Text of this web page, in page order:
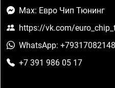
Max: Евро Чип Тюнинг
https://vk.com/
WhatsApp: +79317082148
+7 391 986 05 17